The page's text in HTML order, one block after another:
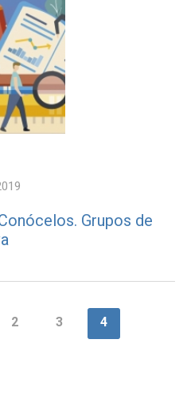
Grupos de
2 3 4